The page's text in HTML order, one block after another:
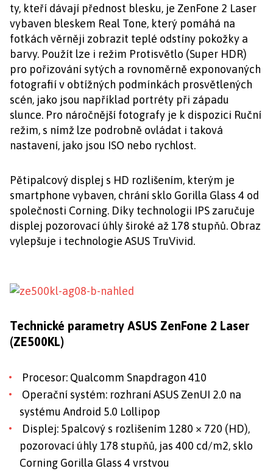
ty, kteří dávají přednost blesku, je ZenFone 2 Laser
vybaven bleskem Real Tone, který pomáhá na
fotkách věrněji zobrazit teplé odstíny pokožky a
barvy. Použít lze i režim Protisvětlo (Super HDR)
pro pořizování sytých a rovnoměrně exponovaných
fotografií v obtížných podmínkách prosvětlených
scén, jako jsou například portréty při západu
slunce. Pro náročnější fotografy je k dispozici Ruční
režim, s nímž lze podrobně ovládat i taková
nastavení, jako jsou ISO nebo rychlost.
Pětipalcový displej s HD rozlišením, kterým je
smartphone vybaven, chrání sklo Gorilla Glass 4 od
společnosti Corning. Díky technologii IPS zaručuje
displej pozorovací úhly široké až 178 stupňů. Obraz
vylepšuje i technologie ASUS TruVivid.
Technické parametry ASUS ZenFone 2 Laser
(ZE500KL)
Procesor: Qualcomm Snapdragon 410
Operační systém: rozhraní ASUS ZenUI 2.0 na
systému Android 5.0 Lollipop
Displej: 5palcový s rozlišením 1280 × 720 (HD),
pozorovací úhly 178 stupňů, jas 400 cd/m2, sklo
Corning Gorilla Glass 4 vrstvou